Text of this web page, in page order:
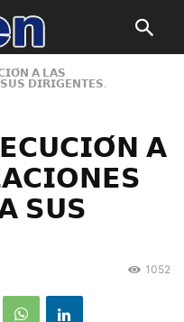
𝗔 𝗟𝗔𝗦
𝗗𝗜𝗥𝗜𝗚𝗘𝗡𝗧𝗘𝗦.
𝗔
𝗦𝗨𝗦
1052